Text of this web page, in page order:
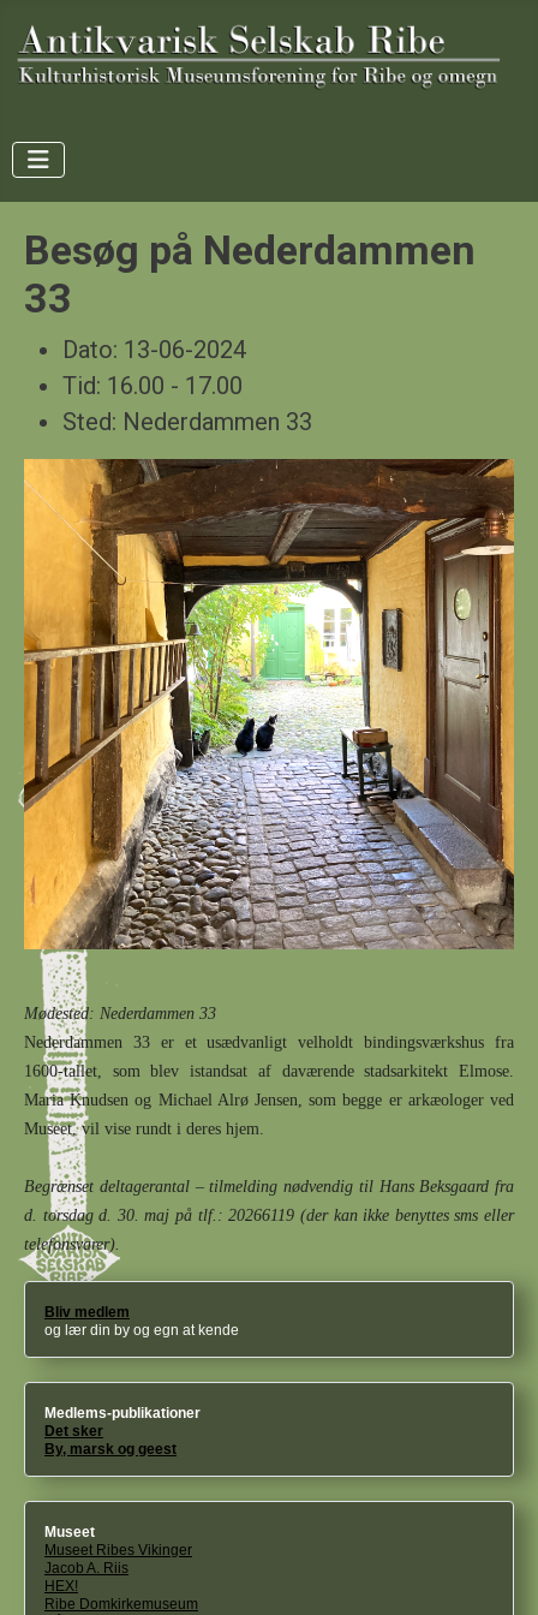
Besøg på Nederdammen
33
Dato: 13-06-2024
Tid: 16.00 - 17.00
Sted: Nederdammen 33
Mødested: Nederdammen 33
Nederdammen 33 er et usædvanligt velholdt bindingsværkshus fra
1600-tallet, som blev istandsat af daværende stadsarkitekt Elmose.
Maria Knudsen og Michael Alrø Jensen, som begge er arkæologer ved
Museet, vil vise rundt i deres hjem.
Begrænset deltagerantal – tilmelding nødvendig til Hans Beksgaard fra
d. torsdag d. 30. maj på tlf.: 20266119 (der kan ikke benyttes sms eller
telefonsvarer).
Bliv medlem
og lær din by og egn at kende
Medlems-publikationer
Det sker
By, marsk og geest
Museet
Museet Ribes Vikinger
Jacob A. Riis
HEX!
Ribe Domkirkemuseum